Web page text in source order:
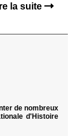
la suite
de nombreux
d'Histoire